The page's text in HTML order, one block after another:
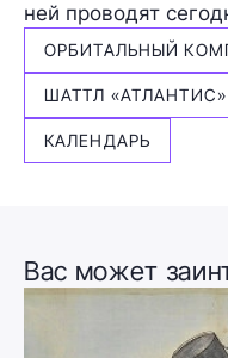
ней проводят
ОРБИТАЛЬНЫЙ
ШАТТЛ «АТЛАНТИС»
КАЛЕНДАРЬ
Вас может